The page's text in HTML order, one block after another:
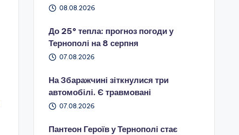
08.08.2026
До 25° тепла: прогноз погоди у
Тернополі на 8 серпня
07.08.2026
На Збаражчині зіткнулися три
автомобілі. Є травмовані
07.08.2026
Пантеон Героїв у Тернополі стає